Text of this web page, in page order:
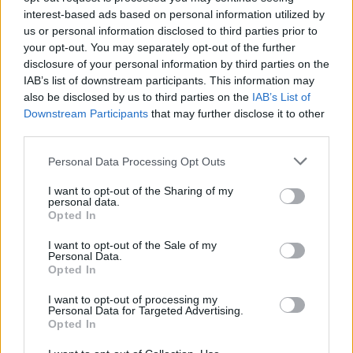
interest-based ads based on personal information utilized by
us or personal information disclosed to third parties prior to
your opt-out. You may separately opt-out of the further
disclosure of your personal information by third parties on the
IAB’s list of downstream participants. This information may
also be disclosed by us to third parties on the IAB’s List of
Downstream Participants that may further disclose it to other
Personal Data Processing Opt Outs
I want to opt-out of the Sharing of my
personal data.
Opted In
I want to opt-out of the Sale of my
Personal Data.
Opted In
I want to opt-out of processing my
Personal Data for Targeted Advertising.
Opted In
Deseu el meu nom, el correu electrònic i el lloc web en
aquest navegador per a la propera vegada que comenti.
Captcha 10 + 2 = ?
characters
CAPTCHA
ÚLTIMES NOTÍCIES
de la Running Sèries Terres de l’Ebre
maig 9, 2026